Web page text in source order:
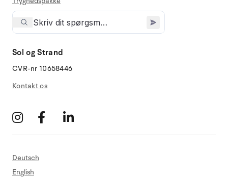
Sol og Strand
CVR-nr 10658446
Kontakt os
Deutsch
English